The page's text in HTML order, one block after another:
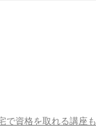
で資格を取れる講座も